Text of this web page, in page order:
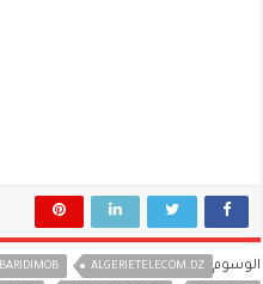
الوسوم ALGERIETELECOM.DZ
BARIDIMOB